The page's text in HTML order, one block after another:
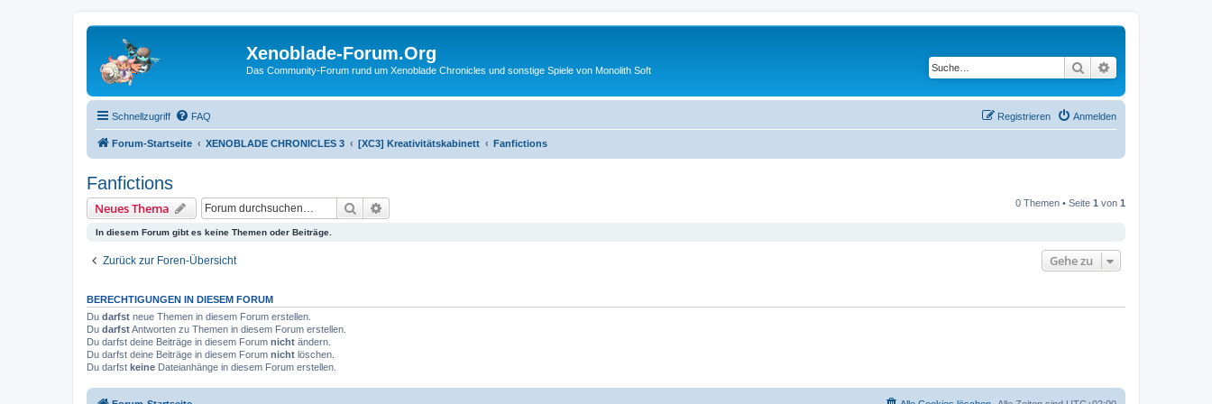
Xenoblade-Forum.Org
Das Community-Forum rund um Xenoblade Chronicles und sonstige Spiele von Monolith Soft Suche
Schnellzugriff FAQ Anmelden
Registrieren
Forum-Startseite XENOBLADE CHRONICLES 3 [XC3] Kreativitätskabinett Fanfictions
Fanfictions
Neues Thema Suche 0 Themen • Seite 1 von 1
In diesem Forum gibt es keine Themen oder Beiträge.
Zurück zur Foren-Übersicht Gehe zu
BERECHTIGUNGEN IN DIESEM FORUM
Du darfst neue Themen in diesem Forum erstellen.
Du darfstAntworten zu Themen in diesem Forum erstellen.
Du darfst deine Beiträge in diesem Forum nicht ändern.
Du darfst deine Beiträge in diesem Forum nicht löschen.
Du darfst keine Dateianhänge in diesem Forum erstellen.